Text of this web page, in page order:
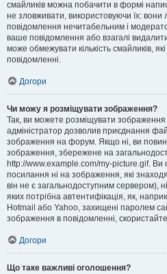
смайликів можна побачити в формі
не зловживати, використовуючи їх: вони
повідомлення нечитабельним і
ваше повідомлення або взагалі
може обмежувати кількість смайликів,
повідомленні.
Догори
Чи можу я розміщувати зображення?
Так, ви можете розміщувати
адміністратор дозволив приєднання
зображення на форум. Якщо ні, ви
зображення, збережене на
http://www.example.com/my-picture.gif.
посилання ні на зображення, які
він не є загальнодоступним сервером),
яких потрібна автентифікація, як,
Hotmail або Yahoo, захищені паролем
зображення в повідомленні,
Догори
Що таке важливі оголошення?